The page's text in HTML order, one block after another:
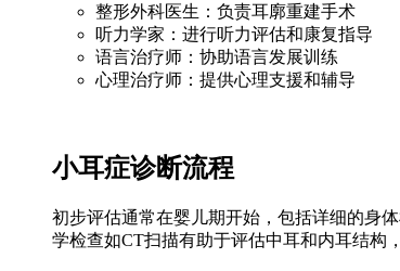
整形外科医生：负责耳廓重建手术
听力学家：进行听力评估和康复指导
语言治疗师：协助语言发展训练
心理治疗师：提供心理支援和辅导
小耳症诊断流程
初步评估通常在婴儿期开始，包括详细的身
学检查如CT扫描有助于评估中耳和内耳结构